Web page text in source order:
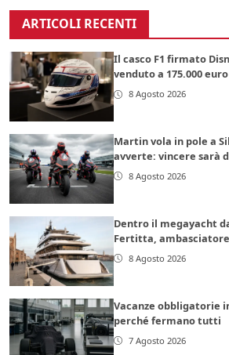
ARTICOLI RECENTI
Il casco F1 firmato
venduto a 175.000 euro
8 Agosto 2026
Martin vola in pole a
avverte: vincere sarà
8 Agosto 2026
Dentro il megayacht
Fertitta,
8 Agosto 2026
Vacanze obbligatorie
perché fermano tutti
7 Agosto 2026